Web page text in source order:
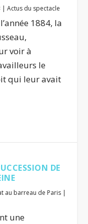
|Actus du spectacle
1884, la
voir à
le
qui leur avait
DE
au barreau de Paris |
une